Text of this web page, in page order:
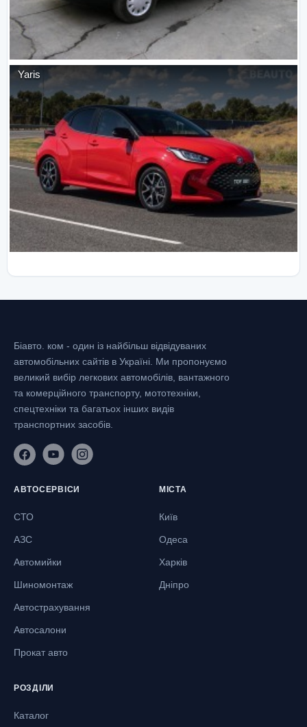
Yaris
Біавто. ком - один із найбільш відвідуваних
автомобільних сайтів в Україні. Ми пропонуємо
великий вибір легкових автомобілів, вантажного
та комерційного транспорту, мототехніки,
спецтехніки та багатьох інших видів
транспортних засобів.
АВТОСЕРВІСИ
СТО
АЗС
Автомийки
Шиномонтаж
Автострахування
Автосалони
Прокат авто
МІСТА
Київ
Одеса
Харків
Дніпро
РОЗДІЛИ
Каталог